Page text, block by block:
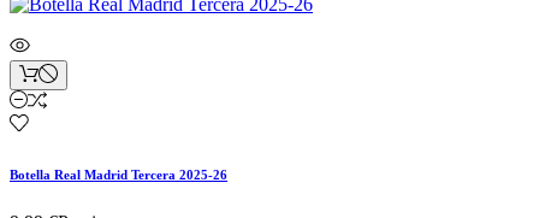
Botella Real Madrid Tercera 2025-26